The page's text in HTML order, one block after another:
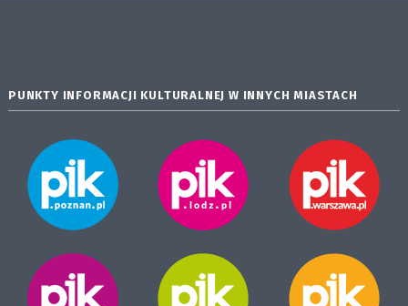
PUNKTY INFORMACJI KULTURALNEJ W INNYCH MIASTACH